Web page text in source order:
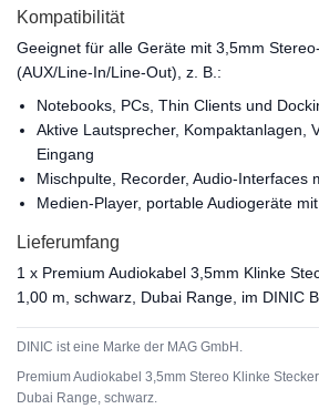
Kompatibilität
Geeignet für alle Geräte mit 3,5mm
(AUX/Line-In/Line-Out), z. B.:
Notebooks, PCs, Thin Clients und
Aktive Lautsprecher, Kompaktanlagen,
Eingang
Mischpulte, Recorder, Audio-Interfaces
Medien-Player, portable Audiogeräte
Lieferumfang
1 x Premium Audiokabel 3,5mm Klinke
1,00 m, schwarz, Dubai Range, im DINIC
DINIC ist eine Marke der MAG GmbH.
Premium Audiokabel 3,5mm Stereo Klinke
Dubai Range, schwarz.